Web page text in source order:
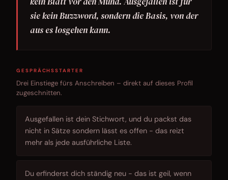
sie kein Buzzword, sondern die Basis, von der
aus es losgehen kann.
GESPRÄCHSSTARTER
Drei Einstiege fürs Anschreiben – direkt auf dieses Profil
zugeschnitten.
Ausgefallen ist dein Stichwort, und du packst das
nicht in Sätze sondern lässt es offen - das reizt
mehr als jede ausführliche Liste.
Du erfinderst dich ständig neu - das ist geil, wenn